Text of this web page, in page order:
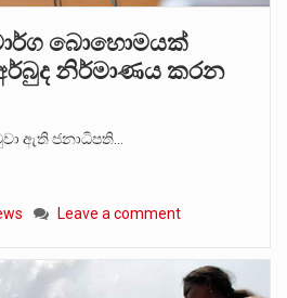
නිර්මාණය කරන
ඇති ජනාධිපති…
Leave a comment